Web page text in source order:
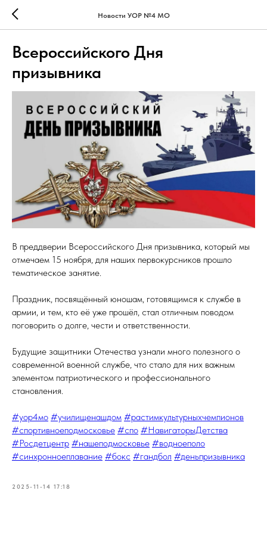
Новости УОР №4 МО
Всероссийского Дня
призывника
В преддверии Всероссийского Дня призывника, который мы
отмечаем 15 ноября, для наших первокурсников прошло
тематическое занятие.
Праздник, посвящённый юношам, готовящимся к службе в
армии, и тем, кто её уже прошёл, стал отличным поводом
поговорить о долге, чести и ответственности.
Будущие защитники Отечества узнали много полезного о
современной военной службе, что стало для них важным
элементом патриотического и профессионального
становления.
#уор4мо #училищенашдом #растимкультурныхчемпионов
#спортивноеподмосковье #спо #НавигаторыДетства
#Росдетцентр #нашеподмосковье #водноеполо
#синхронноеплавание #бокс #гандбол #деньпризывника
2025-11-14 17:18